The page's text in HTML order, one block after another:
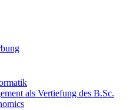
als Vertiefung des B.Sc.